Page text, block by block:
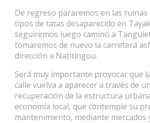
De regreso pararemos en las ruinas
tipos de tatas desaparecido en
seguiremos luego camino a
tomaremos de nuevo la carretera
dirección a Natitingou.
Será muy importante provocar que
calle vuelva a aparecer a través de
recuperación de la estructura
economía local, que contemple su
mantenimiento, mediante mercados